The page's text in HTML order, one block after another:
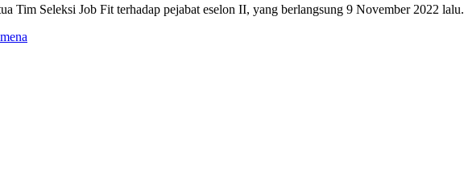
Tim Seleksi Job Fit terhadap pejabat eselon II, yang berlangsung 9 November 2022 lalu.